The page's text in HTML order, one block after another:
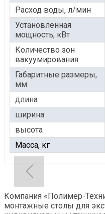
Расход воды, л/мин
Установленная
мощность, кВт
Количество зон
вакуумирования
Габаритные размеры,
мм
длина
ширина
высота
Масса, кг
Компания «Полимер-
монтажные столы для